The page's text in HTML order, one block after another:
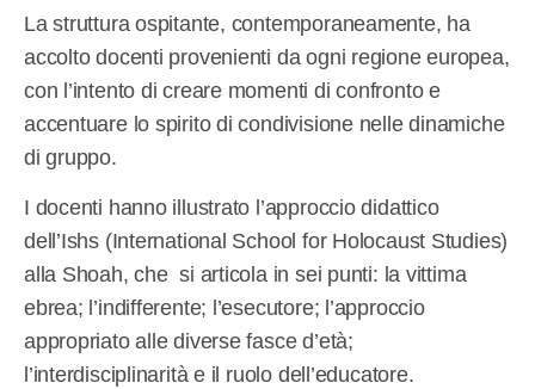
La struttura ospitante, contemporaneamente, ha
accolto docenti provenienti da ogni regione europea,
con l’intento di creare momenti di confronto e
accentuare lo spirito di condivisione nelle dinamiche
di gruppo.
I docenti hanno illustrato l’approccio didattico
dell’Ishs (International School for Holocaust Studies)
alla Shoah, che si articola in sei punti: la vittima
ebrea; l’indifferente; l’esecutore; l’approccio
appropriato alle diverse fasce d’età;
l’interdisciplinarità e il ruolo dell’educatore.